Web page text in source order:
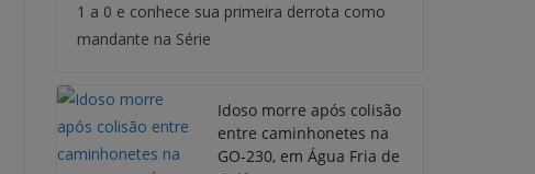
1 a 0 e conhece sua primeira derrota como
mandante na Série
Idoso morre após colisão
entre caminhonetes na
GO-230, em Água Fria de